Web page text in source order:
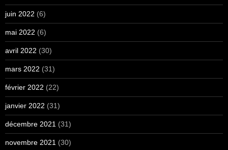
juin 2022 (6)
mai 2022 (6)
avril 2022 (30)
mars 2022 (31)
février 2022 (22)
janvier 2022 (31)
décembre 2021 (31)
novembre 2021 (30)